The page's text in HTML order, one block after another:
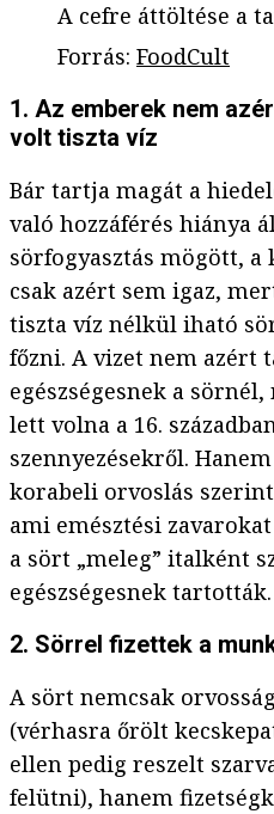
A cefre áttöltése a
Forrás: FoodCult
1. Az emberek nem
volt tiszta víz
Bár tartja magát a
való hozzáférés hiánya
sörfogyasztás mögött,
csak azért sem igaz,
tiszta víz nélkül iható
főzni. A vizet nem azért
egészségesnek a
lett volna a 16.
szennyezésekről.
korabeli orvoslás
ami emésztési
a sört „meleg” italként
egészségesnek tartották.
2. Sörrel fizettek a
A sört nemcsak
(vérhasra őrölt
ellen pedig reszelt
felütni), hanem